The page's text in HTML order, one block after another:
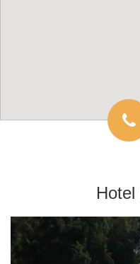
Hotel